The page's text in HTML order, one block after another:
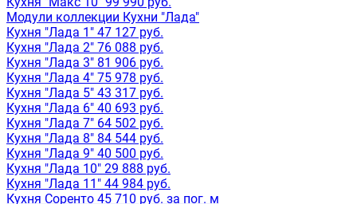
Модули коллекции Кухни "Лада"
Кухня "Лада 1" 47 127 руб.
Кухня "Лада 2" 76 088 руб.
Кухня "Лада 3" 81 906 руб.
Кухня "Лада 4" 75 978 руб.
Кухня "Лада 5" 43 317 руб.
Кухня "Лада 6" 40 693 руб.
Кухня "Лада 7" 64 502 руб.
Кухня "Лада 8" 84 544 руб.
Кухня "Лада 9" 40 500 руб.
Кухня "Лада 10" 29 888 руб.
Кухня "Лада 11" 44 984 руб.
Кухня Соренто 45 710 руб. за пог. м